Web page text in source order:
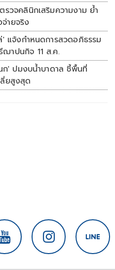
รวจคลินิกเสริมความงาม ย้ำ
ายจริง
' แจ้งกำหนดการสวดอภิธรรม
าปนกิจ 11 ส.ค.
ก' ปมงบน้ำบาดาล ชี้พื้นที่
ลี่ยสูงสุด